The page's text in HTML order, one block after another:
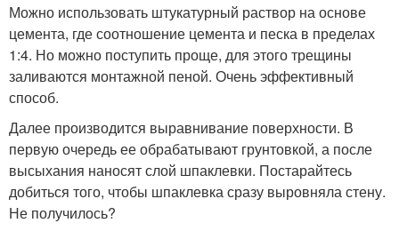
Можно использовать штукатурный раствор на основе
цемента, где соотношение цемента и песка в пределах
1:4. Но можно поступить проще, для этого трещины
заливаются монтажной пеной. Очень эффективный
способ.
Далее производится выравнивание поверхности. В
первую очередь ее обрабатывают грунтовкой, а после
высыхания наносят слой шпаклевки. Постарайтесь
добиться того, чтобы шпаклевка сразу выровняла стену.
Не получилось?